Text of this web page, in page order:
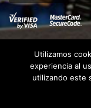
Copyright © 2017
Utilizamos
experiencia al
utilizando este